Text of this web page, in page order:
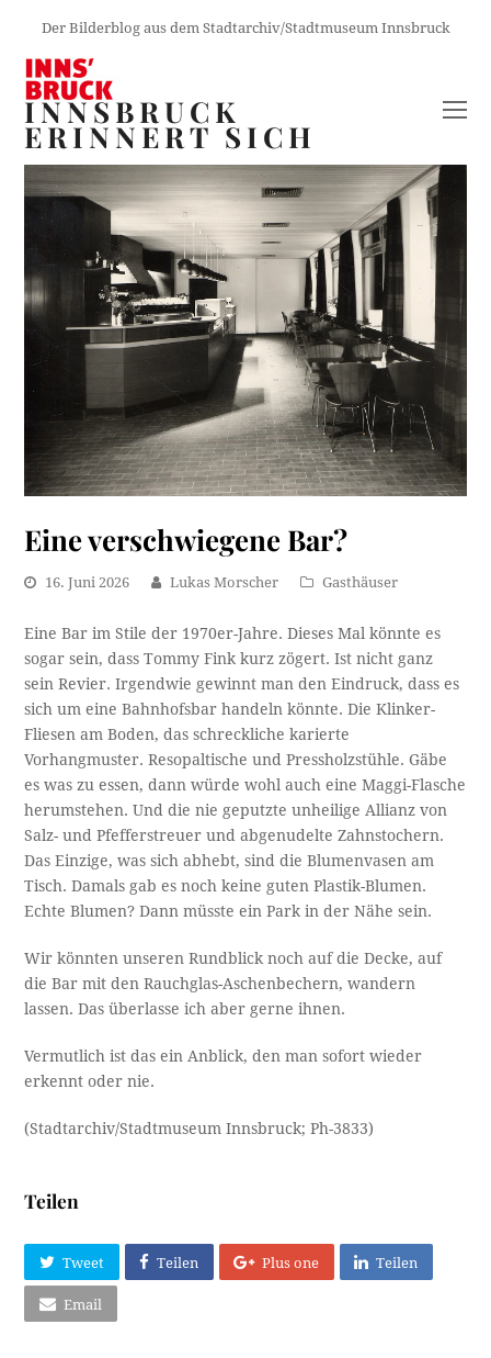
Der Bilderblog aus dem Stadtarchiv/Stadtmuseum Innsbruck
INNSBRUCK
ERINNERT SICH
Eine verschwiegene Bar?
16. Juni 2026 Lukas Morscher Gasthäuser
Eine Bar im Stile der 1970er-Jahre. Dieses Mal könnte es
sogar sein, dass Tommy Fink kurz zögert. Ist nicht ganz
sein Revier. Irgendwie gewinnt man den Eindruck, dass es
sich um eine Bahnhofsbar handeln könnte. Die Klinker-
Fliesen am Boden, das schreckliche karierte
Vorhangmuster. Resopaltische und Pressholzstühle. Gäbe
es was zu essen, dann würde wohl auch eine Maggi-Flasche
herumstehen. Und die nie geputzte unheilige Allianz von
Salz- und Pfefferstreuer und abgenudelte Zahnstochern.
Das Einzige, was sich abhebt, sind die Blumenvasen am
Tisch. Damals gab es noch keine guten Plastik-Blumen.
Echte Blumen? Dann müsste ein Park in der Nähe sein.
Wir könnten unseren Rundblick noch auf die Decke, auf
die Bar mit den Rauchglas-Aschenbechern, wandern
lassen. Das überlasse ich aber gerne ihnen.
Vermutlich ist das ein Anblick, den man sofort wieder
erkennt oder nie.
(Stadtarchiv/Stadtmuseum Innsbruck; Ph-3833)
Teilen
Tweet Teilen Plus one Teilen
Email